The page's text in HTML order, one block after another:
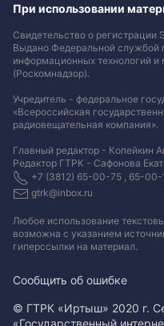
При использовании
Свидетельство о
Выдано Федеральной службой
информационных технологий
(Роскомнадзор).
Учредитель - федеральное
«Всероссийская
радиовещательная компания».
Главный редактор - Копейкин
Редактор ГТРК - Сафонова
+7 (3812) 65-00-75 , 65-00-
gtrk@inbox.ru
Любое использование
возможна с указанием
гиперссылки на материал.
Сообщить об ошибке
© ГТРК «Иртыш» 2020 г.